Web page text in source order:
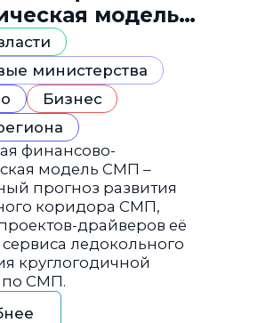
модель
морской путь»
министерства
Бизнес
финансово-
модель СМП –
прогноз развития
коридора СМП,
драйверов её
ледокольного
круглогодичной
по СМП.